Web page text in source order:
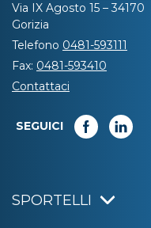
Via IX Agosto 15 – 34170
Gorizia
Telefono 0481-593111
Fax: 0481-593410
Contattaci
SEGUICI
SPORTELLI